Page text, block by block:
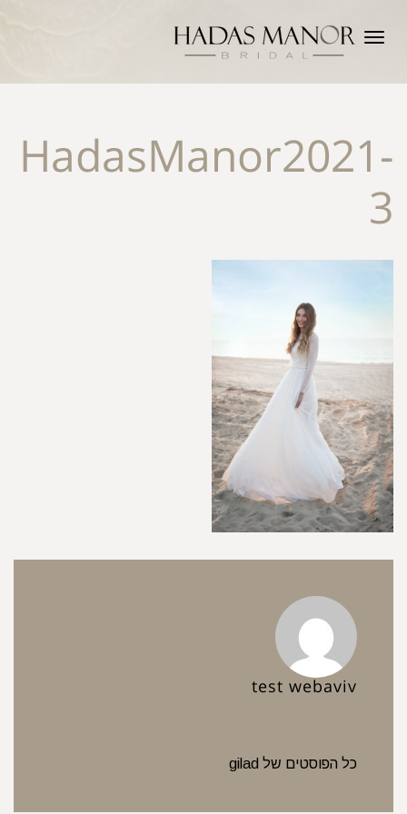
תפריט
HadasManor2021-
3
test webaviv
כל הפוסטים של gilad